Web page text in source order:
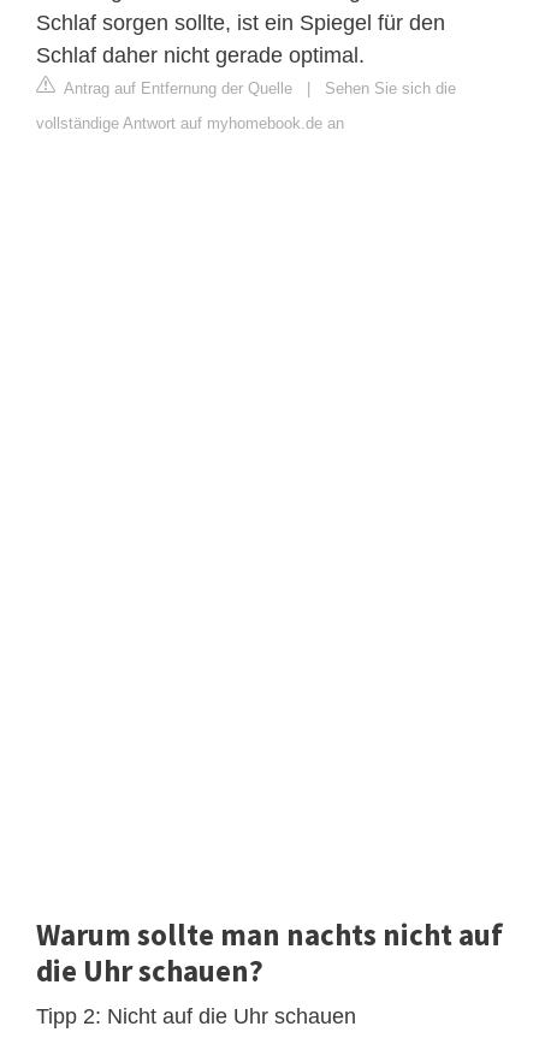
Schlaf sorgen sollte, ist ein Spiegel für den
Schlaf daher nicht gerade optimal.
Antrag auf Entfernung der Quelle | Sehen Sie sich die
vollständige Antwort auf myhomebook.de an
Warum sollte man nachts nicht auf
die Uhr schauen?
Tipp 2: Nicht auf die Uhr schauen